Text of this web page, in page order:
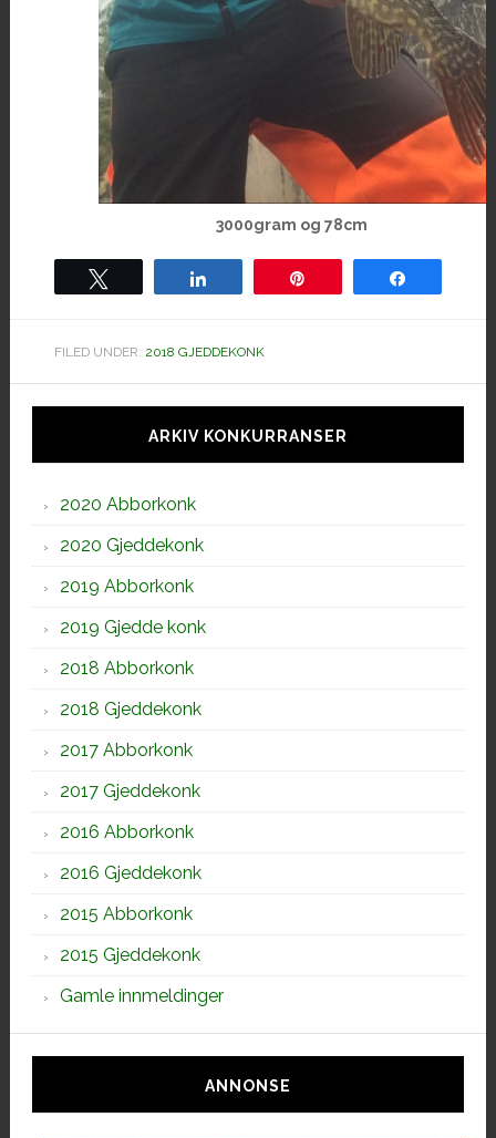
3000gram og 78cm
FILED UNDER: 2018 GJEDDEKONK
Hoved
ARKIV KONKURRANSER
2020 Abborkonk
2020 Gjeddekonk
2019 Abborkonk
2019 Gjedde konk
2018 Abborkonk
2018 Gjeddekonk
2017 Abborkonk
2017 Gjeddekonk
2016 Abborkonk
2016 Gjeddekonk
2015 Abborkonk
2015 Gjeddekonk
Gamle innmeldinger
ANNONSE